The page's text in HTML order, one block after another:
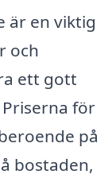
är en viktig
och
ett gott
för
på
bostaden,